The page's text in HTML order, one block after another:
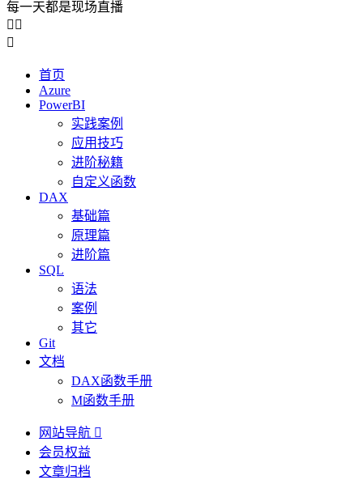
每一天都是现场直播
 

首页
Azure
PowerBI
实践案例
应用技巧
进阶秘籍
自定义函数
DAX
基础篇
原理篇
进阶篇
SQL
语法
案例
其它
Git
文档
DAX函数手册
M函数手册
网站导航 
会员权益
文章归档